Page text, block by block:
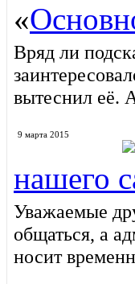
«
Вряд ли
вытеснил её.
9 марта 2015
нашего
Уважаемые
общаться, а
носит